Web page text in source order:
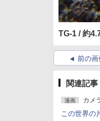
TG-1 / 約
前の画
関連記事
漫画 カメ
この世界の